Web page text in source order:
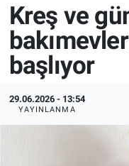
Kreş ve
başlıyor
29.06.2026 - 13:54
YAYINLANMA
Tüm Haberler
İletişim
Künye
Süper Lig Puan
Tüm Manşetler
Son Dakika